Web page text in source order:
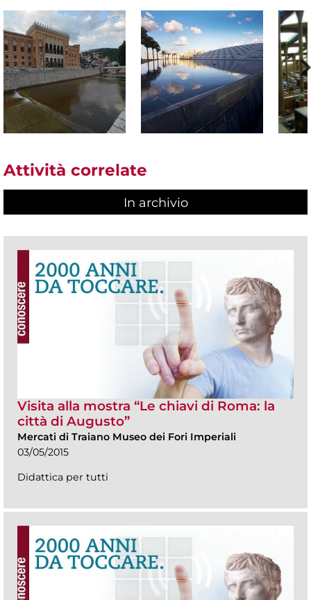
Attività correlate
In archivio
Visita alla mostra “Le chiavi di Roma: la
città di Augusto”
Mercati di Traiano Museo dei Fori Imperiali
03/05/2015
Didattica per tutti